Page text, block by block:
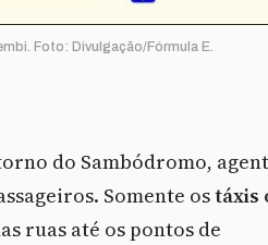
Foto: Divulgação/Fórmula E.
do Sambódromo,
Somente ostáxis
ruas até os pontos de